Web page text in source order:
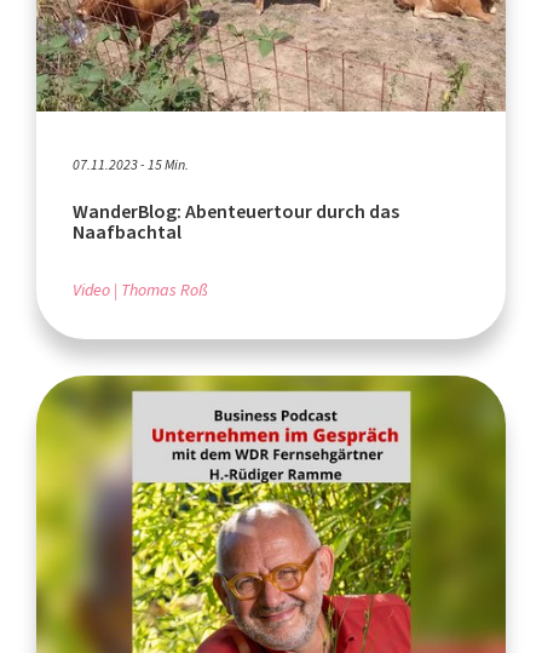
07.11.2023 - 15 Min.
WanderBlog: Abenteuertour durch das
Naafbachtal
Video Thomas Roß